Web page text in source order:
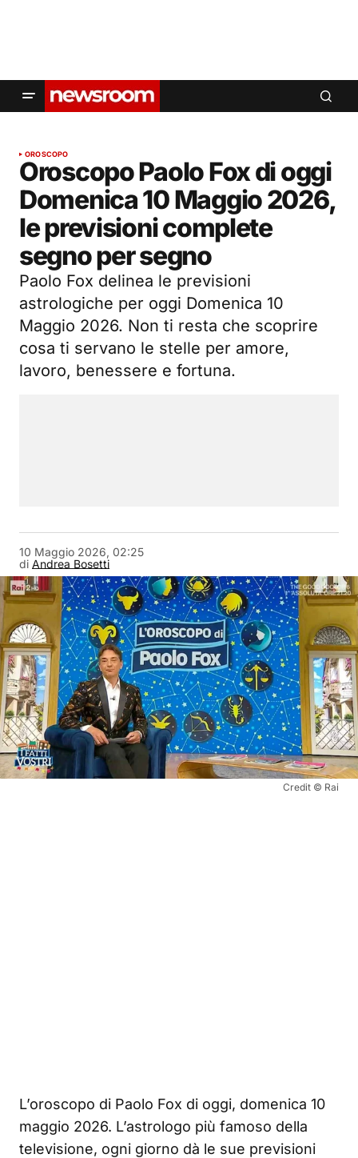
OROSCOPO
Oroscopo Paolo Fox di oggi
Domenica 10 Maggio 2026,
le previsioni complete
segno per segno
Paolo Fox delinea le previsioni
astrologiche per oggi Domenica 10
Maggio 2026. Non ti resta che scoprire
cosa ti servano le stelle per amore,
lavoro, benessere e fortuna.
di Andrea Bosetti
10 Maggio 2026, 02:25
Credit © Rai
L’oroscopo di Paolo Fox di oggi, domenica 10
maggio 2026. L’astrologo più famoso della
televisione, ogni giorno dà le sue previsioni